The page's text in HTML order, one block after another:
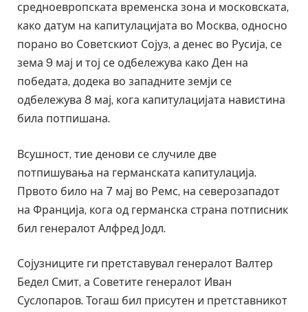
средноевропската временска зона и московската,
како датум на капитулацијата во Москва, односно
порано во Советскиот Сојуз, а денес во Русија, се
зема 9 мај и тој се одбележува како Ден на
победата, додека во западните земји се
одбележува 8 мај, кога капитулацијата навистина
била потпишана.
Всушност, тие денови се случиле две
потпишувања на германската капитулација.
Првото било на 7 мај во Ремс, на северозападот
на Франција, кога од германска страна потписник
бил генералот Алфред Јодл.
Сојузниците ги претставувал генералот Валтер
Бедел Смит, а Советите генералот Иван
Суслопаров. Тогаш бил присутен и претставникот